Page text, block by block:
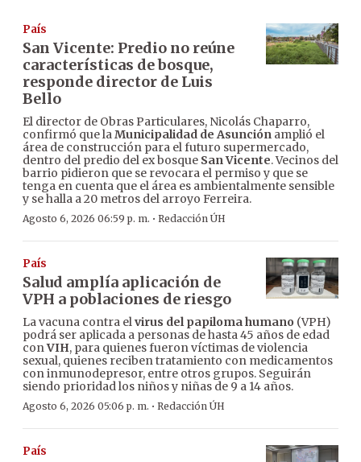
País
San Vicente: Predio no reúne
características de bosque,
responde director de Luis
Bello
El director de Obras Particulares, Nicolás Chaparro,
confirmó que laMunicipalidad de Asunción amplió el
área de construcción para el futuro supermercado,
dentro del predio del ex bosque San Vicente. Vecinos del
barrio pidieron que se revocara el permiso y que se
tenga en cuenta que el área es ambientalmente sensible
y se halla a 20 metros del arroyo Ferreira.
Agosto 6, 2026 06:59 p. m. · Redacción ÚH
País
Salud amplía aplicación de
VPH a poblaciones de riesgo
La vacuna contra elvirus del papiloma humano (VPH)
podrá ser aplicada a personas de hasta 45 años de edad
conVIH, para quienes fueron víctimas de violencia
sexual, quienes reciben tratamiento con medicamentos
con inmunodepresor, entre otros grupos. Seguirán
siendo prioridad los niños y niñas de 9 a 14 años.
Agosto 6, 2026 05:06 p. m. · Redacción ÚH
País